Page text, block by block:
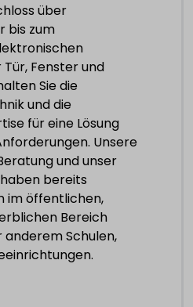
über
bis zum
Fenster und
Sie die
und die
für eine Lösung
Unsere
und unser
bereits
im öffentlichen,
Bereich
Schulen,